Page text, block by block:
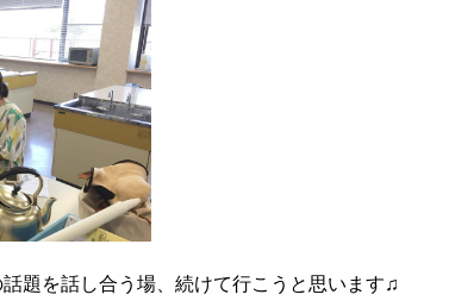
題を話し合う場、続けて行こうと思います♫